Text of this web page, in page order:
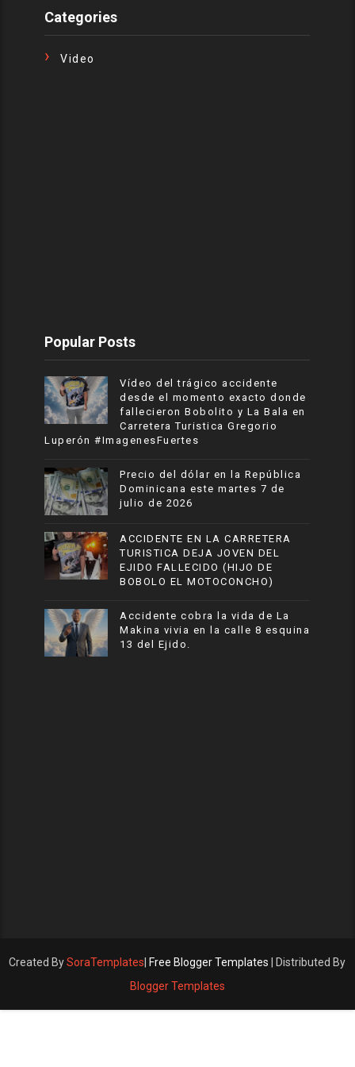
Categories
Video
Popular Posts
Vídeo del trágico accidente
desde el momento exacto donde
fallecieron Bobolito y La Bala en
Carretera Turistica Gregorio
Luperón #ImagenesFuertes
Precio del dólar en la República
Dominicana este martes 7 de
julio de 2026
ACCIDENTE EN LA CARRETERA
TURISTICA DEJA JOVEN DEL
EJIDO FALLECIDO (HIJO DE
BOBOLO EL MOTOCONCHO)
Accidente cobra la vida de La
Makina vivia en la calle 8 esquina
13 del Ejido.
Created BySoraTemplates Free Blogger Templates | Distributed By
Blogger Templates